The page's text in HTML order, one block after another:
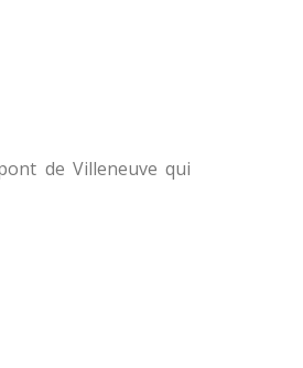
de Villeneuve qui